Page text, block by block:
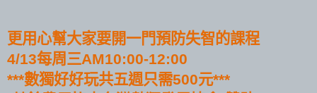
更用心幫大家要開一門預防失智的課程
4/13每周三AM10:00-12:00
***數獨好好玩共五週只需500元***